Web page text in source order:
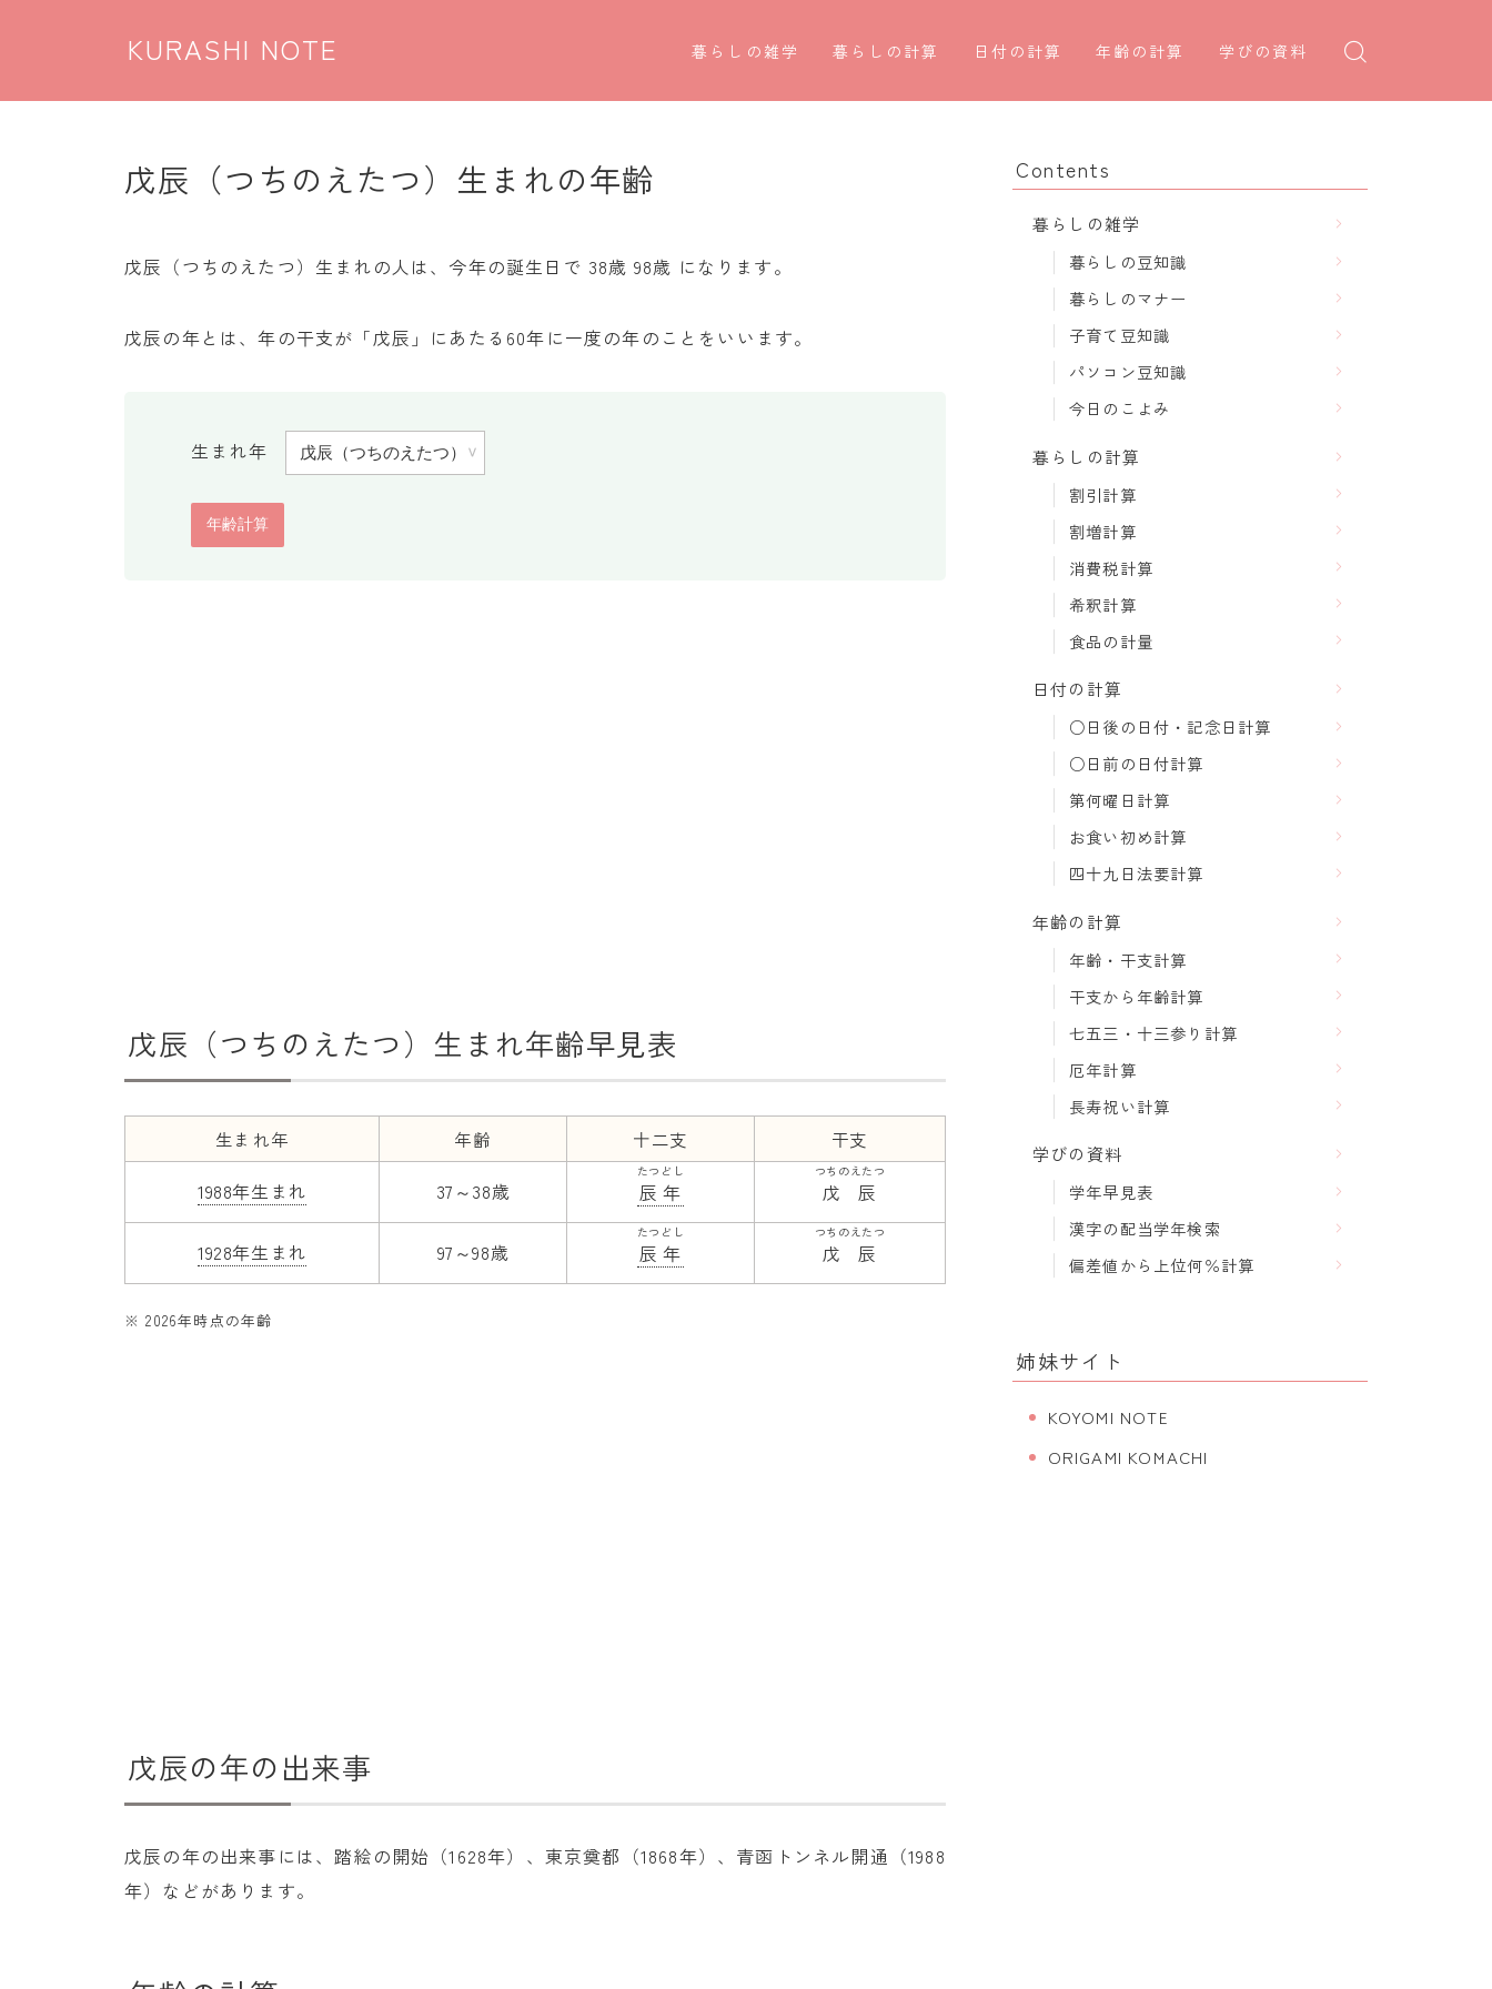
KURASHI NOTE 暮らしの雑学
暮らしの豆知識
暮らしの計算
割引計算
日付の計算
○日後の日付・記念日計算
四十九日法要計算
年齢の計算
年齢・干支計算
長寿祝い計算
学びの資料
学年早見表
戊辰（つちのえたつ）生まれの年齢
戊辰（つちのえたつ）生まれの人は、今年の誕生日で 38歳 98歳 になります。
戊辰の年とは、年の干支が「戊辰」にあたる60年に一度の年のことをいいます。
生まれ年
戊辰（つちのえたつ）生まれ年齢早見表
生まれ年 年齢 十二支 干支
1988年生まれ 37～38歳 辰年
たつどし
戊辰
つちのえたつ
1928年生まれ 97～98歳 辰年
たつどし
戊辰
つちのえたつ
※ 2026年時点の年齢
戊辰の年の出来事
戊辰の年の出来事には、踏絵の開始（1628年）、東京奠都（1868年）、青函トンネル開通（1988
年）などがあります。
Contents
暮らしの雑学
暮らしの豆知識
暮らしのマナー
子育て豆知識
パソコン豆知識
今日のこよみ
暮らしの計算
割引計算
割増計算
消費税計算
希釈計算
食品の計量
日付の計算
○日後の日付・記念日計算
○日前の日付計算
第何曜日計算
お食い初め計算
四十九日法要計算
年齢の計算
年齢・干支計算
干支から年齢計算
七五三・十三参り計算
厄年計算
長寿祝い計算
学びの資料
学年早見表
漢字の配当学年検索
偏差値から上位何％計算
姉妹サイト
KOYOMI NOTE
ORIGAMI KOMACHI